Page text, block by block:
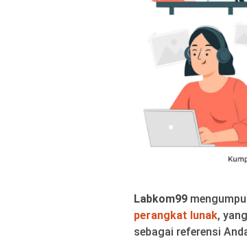
Labkom99
perangkat lunak,
sebagai referensi